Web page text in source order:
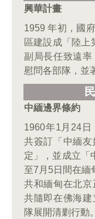
興華計畫
1959 年初，國
區建設成「陸上
副局長任致遠率
慰問各部隊，並
中緬邊界條約
1960年1月24日
共簽訂「中緬
定」，並成立「
至7月5日間在緬
共和緬甸在北
共隨即在佛海
隊展開清剿行動。